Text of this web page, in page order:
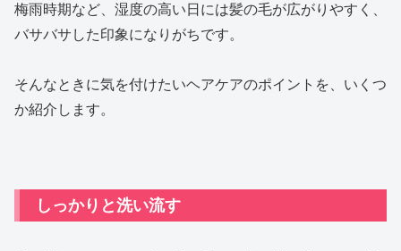
梅雨時期など、湿度の高い日には髪の毛が広がりやすく、
バサバサした印象になりがちです。
そんなときに気を付けたいヘアケアのポイントを、いくつ
か紹介します。
しっかりと洗い流す